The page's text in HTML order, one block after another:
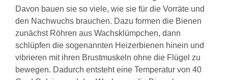
Davon bauen sie so viele, wie sie für die Vorräte und
den Nachwuchs brauchen. Dazu formen die Bienen
zunächst Röhren aus Wachsklümpchen, dann
schlüpfen die sogenannten Heizerbienen hinein und
vibrieren mit ihren Brustmuskeln ohne die Flügel zu
bewegen. Dadurch entsteht eine Temperatur von 40